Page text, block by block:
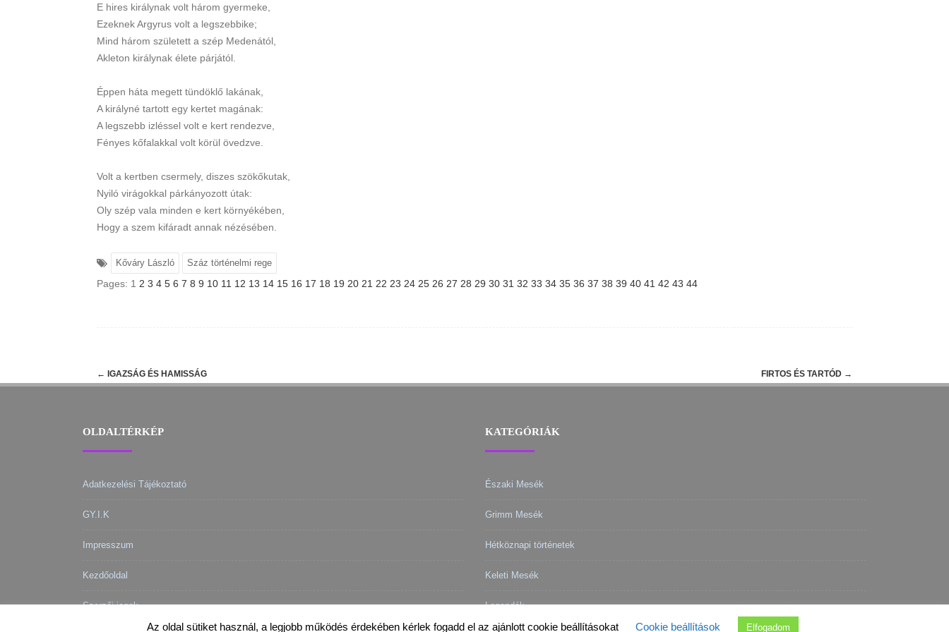
E hires királynak volt három gyermeke,
Ezeknek Argyrus volt a legszebbike;
Mind három született a szép Medenától,
Akleton királynak élete párjától.
Éppen háta megett tündöklő lakának,
A királyné tartott egy kertet magának:
A legszebb izléssel volt e kert rendezve,
Fényes kőfalakkal volt körül övedzve.
Volt a kertben csermely, diszes szökőkutak,
Nyiló virágokkal párkányozott útak:
Oly szép vala minden e kert környékében,
Hogy a szem kifáradt annak nézésében.
Kőváry László Száz történelmi rege
Pages: 1 2 3 4 5 6 7 8 9 10 11 12 13 14 15 16 17 18 19 20 21 22 23 24 25 26 27 28 29 30 31 32 33 34 35 36 37 38 39 40 41 42 43 44
Post
← IGAZSÁG ÉS HAMISSÁG FIRTOS ÉS TARTÓD →
OLDALTÉRKÉP
Adatkezelési Tájékoztató
GY.I.K
Impresszum
Kezdőoldal
Szerzői jogok
KATEGÓRIÁK
Északi Mesék
Grimm Mesék
Hétköznapi történetek
Keleti Mesék
Legendák
Az oldal sütiket használ, a legjobb működés érdekében kérlek fogadd el az ajánlott cookie beállításokat Cookie beállítások Elfogadom